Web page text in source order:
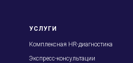
УСЛУГИ
Комплексная HR-диагностика
Экспресс-консультации